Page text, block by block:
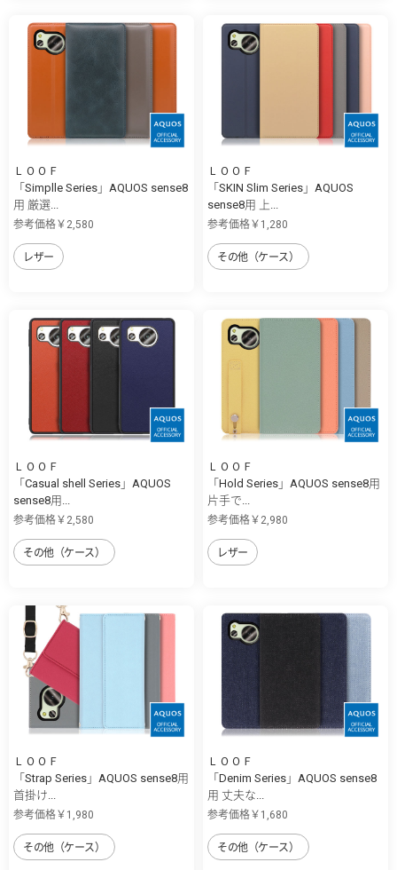
ＬＯＯＦ
「Simplle Series」AQUOS sense8
用 厳選...
参考価格￥2,580
レザー
ＬＯＯＦ
「SKIN Slim Series」AQUOS
sense8用 上...
参考価格￥1,280
その他（ケース）
ＬＯＯＦ
「Casual shell Series」AQUOS
sense8用...
参考価格￥2,580
その他（ケース）
ＬＯＯＦ
「Hold Series」AQUOS sense8用
片手で...
参考価格￥2,980
レザー
ＬＯＯＦ
「Strap Series」AQUOS sense8用
首掛け...
参考価格￥1,980
その他（ケース）
ＬＯＯＦ
「Denim Series」AQUOS sense8
用 丈夫な...
参考価格￥1,680
その他（ケース）